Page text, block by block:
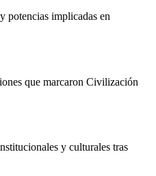
potencias implicadas en
que marcaron Civilización
y culturales tras